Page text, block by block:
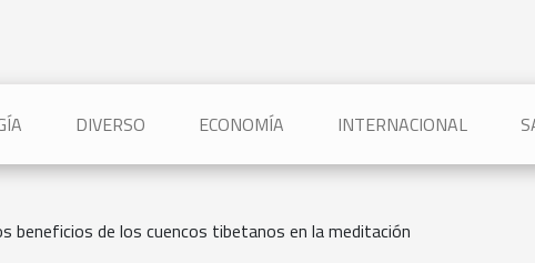
DIVERSO ECONOMÍA INTERNACIONAL
beneficios de los cuencos tibetanos en la meditación